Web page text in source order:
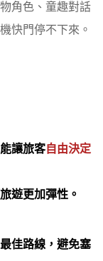
角色、童趣對話
快門停不下來。
讓旅客自由決定
遊更加彈性。
佳路線，避免塞